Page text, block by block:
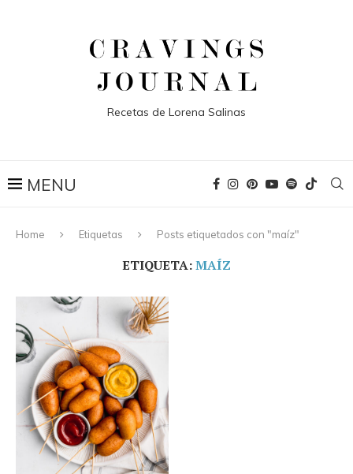
Recetas de Lorena Salinas
Home Etiquetas Posts etiquetados con "maíz"
ETIQUETA:MAÍZ